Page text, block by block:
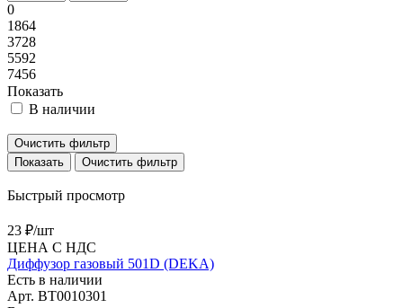
0
1864
3728
5592
7456
Показать
В наличии
Очистить фильтр
Очистить фильтр
Быстрый просмотр
23 ₽/шт
ЦЕНА С НДС
Диффузор газовый 501D (DEKA)
Есть в наличии
Арт. BT0010301